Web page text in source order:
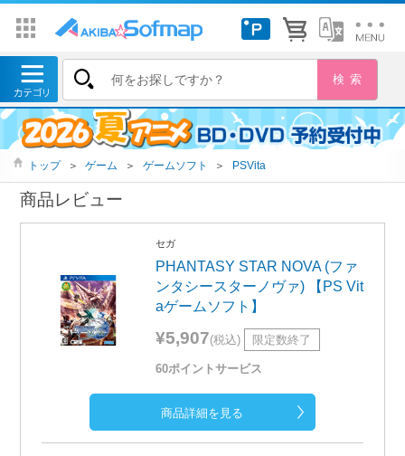
トップ ＞ ゲーム ＞ ゲームソフト ＞ PSVita
商品レビュー
セガ
PHANTASY STAR NOVA (ファ
ンタシースターノヴァ) 【PS Vit
aゲームソフト】
¥5,907(税込) 限定数終了
60ポイントサービス
商品詳細を見る